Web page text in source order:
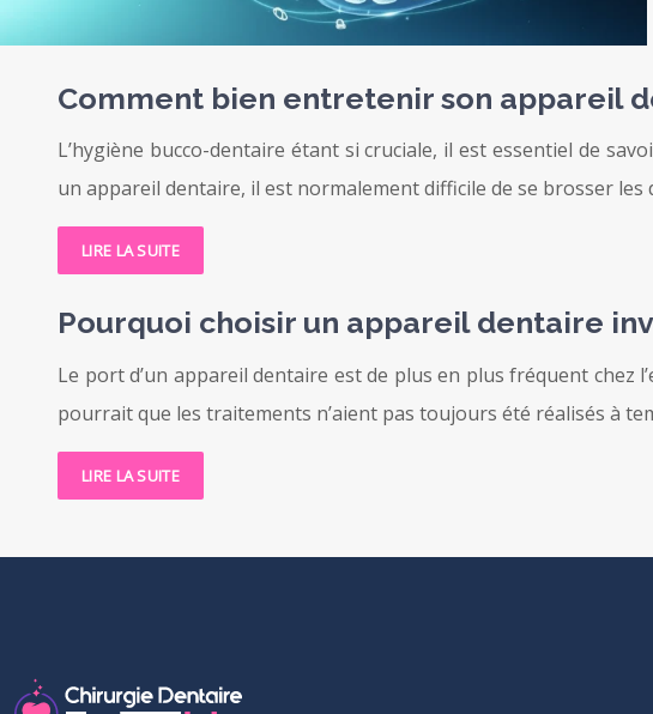
Comment bien entretenir son appareil
L’hygiène bucco-dentaire étant si cruciale, il est essentiel de
un appareil dentaire, il est normalement difficile de se brosser
LIRE LA SUITE
Pourquoi choisir un appareil dentaire
Le port d’un appareil dentaire est de plus en plus fréquent chez
pourrait que les traitements n’aient pas toujours été réalisés à
LIRE LA SUITE